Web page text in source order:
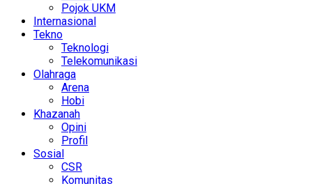
Pojok UKM
Internasional
Tekno
Teknologi
Telekomunikasi
Olahraga
Arena
Hobi
Khazanah
Opini
Profil
Sosial
CSR
Komunitas